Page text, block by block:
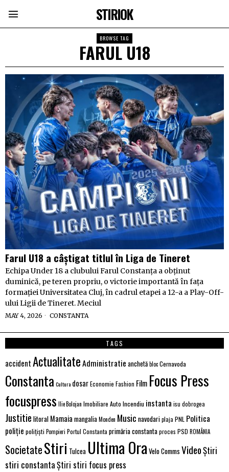
STIRIOK
BROWSE TAG
FARUL U18
Farul U18 a câștigat titlul în Liga de Tineret
Echipa Under 18 a clubului Farul Constanța a obținut
duminică, pe teren propriu, o victorie importantă în fața
formației Universitatea Cluj, în cadrul etapei a 12-a a Play-Off-
ului Ligii de Tineret. Meciul
MAY 4, 2026 CONSTANTA
TAGS
accidentActualitateAdministratie anchetăblocCernavoda
Constanta Cultura dosarEconomie Fashion Film Focus Press
focuspress Ilie Bolojan Imobiliare Auto Incendiu instanta isu dobrogea
Justitie litoral Mamaia mangaliaMonden Music navodariplaja PNL Politica
poliție polițiști Pompieri Portul Constanta primăria constantaproces PSD ROMÂNIA
SocietateStiri Tulcea Ultima Ora Velo Comms VideoȘtiri
stiri constantaȘtiri stiri focus press